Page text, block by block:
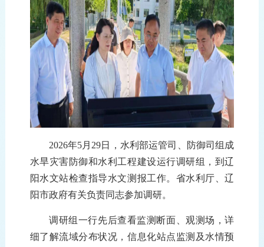
2026年5月29日，水利部运管司 防御司组成
水旱灾害防御和水利工程建设运行调研组， 到辽
阳水文站检查指导水文测报工作。 省水利厅 、辽
阳市政府有关负责同志参加调研。
调研组一行先后查看监测断面、观测场，详
细了解流域分布状况，信息化站点监测及水情预